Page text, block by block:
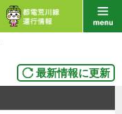
最新情報に更新